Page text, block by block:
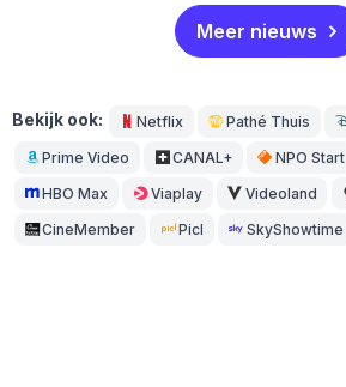
Meer nieuws
Bekijk ook: Netflix Pathé Thuis
Prime Video CANAL+ NPO Start
HBO Max Viaplay Videoland
CineMember Picl SkyShowtime